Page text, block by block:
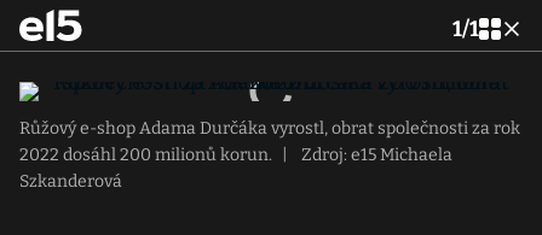
1/1
Růžový e-shop Adama Durčáka vyrostl, obrat společnosti za rok
2022 dosáhl 200 milionů korun.
Zdroj: e15 Michaela
Szkanderová